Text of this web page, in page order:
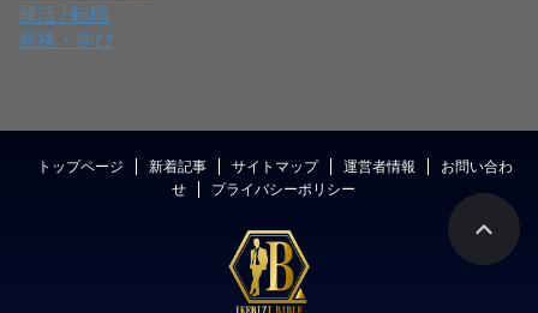
就活 / 転職
資格・学び
トップページ 新着記事 サイトマップ 運営者情報
お問い合わ
せ
プライバシーポリシー